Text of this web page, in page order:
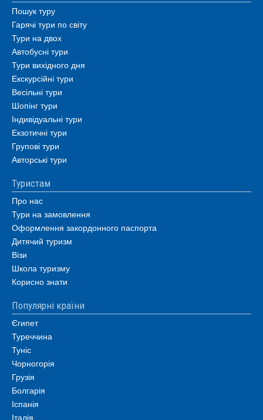
Пошук туру
Гарячі тури по світу
Тури на двох
Автобусні тури
Тури вихідного дня
Екскурсійні тури
Весільні тури
Шопінг тури
Індивідуальні тури
Екзотичні тури
Групові тури
Авторські тури
Туристам
Про нас
Тури на замовлення
Оформлення закордонного паспорта
Дитячий туризм
Візи
Школа туризму
Корисно знати
Популярні країни
Єгипет
Туреччина
Туніс
Чорногорія
Грузія
Болгарія
Іспанія
Італія